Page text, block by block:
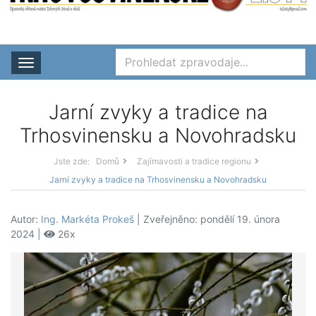
Rozbalit nabídku
Jarní zvyky a tradice na
Trhosvinensku a Novohradsku
Jste zde: Domů
Zajímavosti a tradice regionu
Jarní zvyky a tradice na Trhosvinensku a Novohradsku
Autor: Ing. Markéta Prokeš | Zveřejněno: pondělí 19. února
2024 |
26x